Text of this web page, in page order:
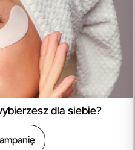
dla siebie?